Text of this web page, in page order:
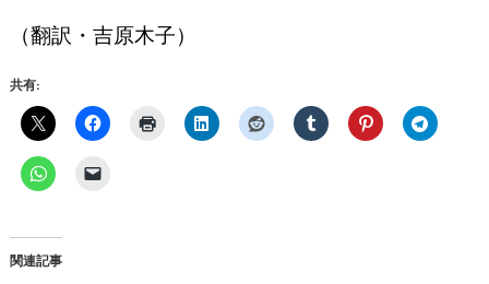
（翻訳・吉原木子）
共有:
関連記事